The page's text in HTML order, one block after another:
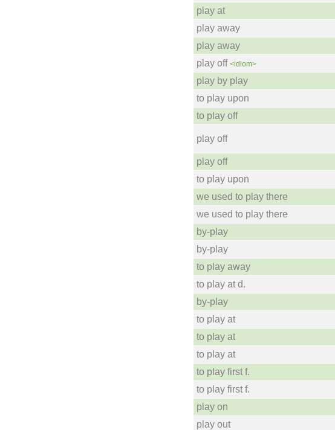
play at
play away
play away
play off <idiom>
play by play
to play upon
to play off
play off
play off
to play upon
we used to play there
we used to play there
by-play
by-play
to play away
to play at d.
by-play
to play at
to play at
to play at
to play first f.
to play first f.
play on
play out